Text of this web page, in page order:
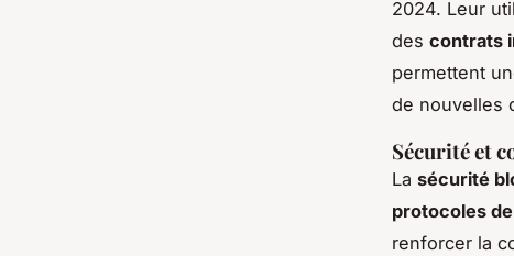
2024. Leur
des contrats
permettent
de nouvelles
Sécurité et
La sécurité
protocoles
renforcer la